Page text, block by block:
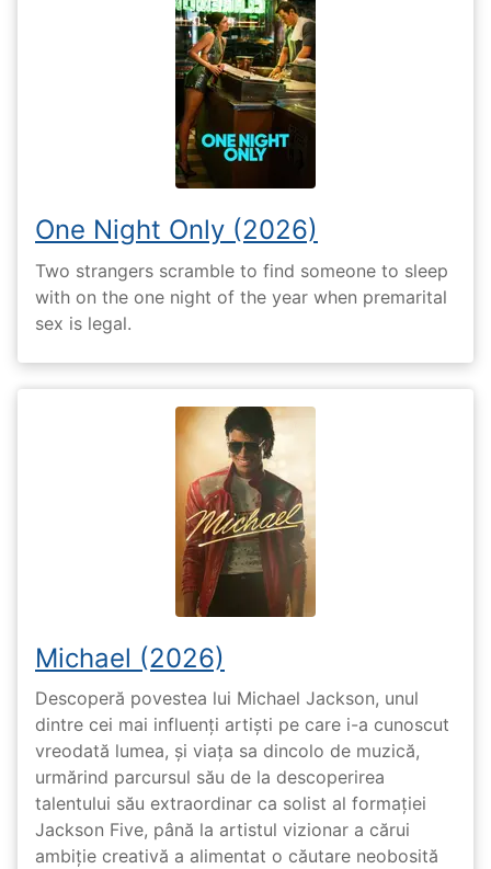
One Night Only (2026)
Two strangers scramble to find someone to sleep
with on the one night of the year when premarital
sex is legal.
Michael (2026)
Descoperă povestea lui Michael Jackson, unul
dintre cei mai influenți artiști pe care i-a cunoscut
vreodată lumea, și viața sa dincolo de muzică,
urmărind parcursul său de la descoperirea
talentului său extraordinar ca solist al formației
Jackson Five, până la artistul vizionar a cărui
ambiție creativă a alimentat o căutare neobosită